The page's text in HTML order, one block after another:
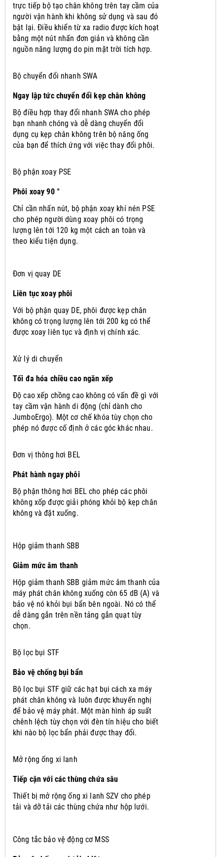
trực tiếp bộ tạo chân không trên tay cầm của
người vận hành khi không sử dụng và sau đó
bật lại.Điều khiển từ xa radio được kích hoạt
bằng một nút nhấn đơn giản và không cần
nguồn năng lượng do pin mặt trời tích hợp.
Bộ chuyển đổi nhanh SWA
Ngay lập tức chuyển đổi kẹp chân không
Bộ điều hợp thay đổi nhanh SWA cho phép
bạn nhanh chóng và dễ dàng chuyển đổi
dụng cụ kẹp chân không trên bộ nâng ống
của bạn để thích ứng với việc thay đổi phôi.
Bộ phận xoay PSE
Phôi xoay 90 °
Chỉ cần nhấn nút, bộ phận xoay khí nén PSE
cho phép người dùng xoay phôi có trọng
lượng lên tới 120 kg một cách an toàn và
theo kiểu tiện dụng.
Đơn vị quay DE
Liên tục xoay phôi
Với bộ phận quay DE, phôi được kẹp chân
không có trọng lượng lên tới 200 kg có thể
được xoay liên tục và định vị chính xác.
Xử lý di chuyển
Tối đa hóa chiều cao ngăn xếp
Độ cao xếp chồng cao không có vấn đề gì với
tay cầm vận hành di động (chỉ dành cho
JumboErgo). Một cơ chế khóa tùy chọn cho
phép nó được cố định ở các góc khác nhau.
Đơn vị thông hơi BEL
Phát hành ngay phôi
Bộ phận thông hơi BEL cho phép các phôi
không xốp được giải phóng khỏi bộ kẹp chân
không và đặt xuống.
Hộp giảm thanh SBB
Giảm mức âm thanh
Hộp giảm thanh SBB giảm mức âm thanh của
máy phát chân không xuống còn 65 dB (A) và
bảo vệ nó khỏi bụi bẩn bên ngoài. Nó có thể
dễ dàng gắn trên nền tảng gắn quạt tùy
chọn.
Bộ lọc bụi STF
Bảo vệ chống bụi bẩn
Bộ lọc bụi STF giữ các hạt bụi cách xa máy
phát chân không và luôn được khuyến nghị
để bảo vệ máy phát. Một màn hình áp suất
chênh lệch tùy chọn với đèn tín hiệu cho biết
khi nào bộ lọc bẩn phải được thay đổi.
Mở rộng ống xi lanh
Tiếp cận với các thùng chứa sâu
Thiết bị mở rộng ống xi lanh SZV cho phép
tải và dỡ tải các thùng chứa như hộp lưới.
Công tắc bảo vệ động cơ MSS